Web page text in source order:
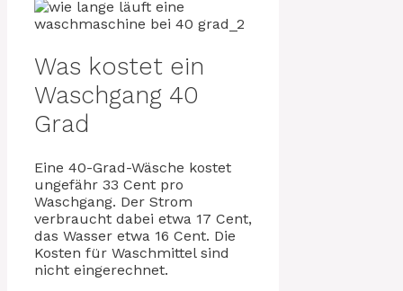
Was kostet ein
Waschgang 40
Grad
Eine 40-Grad-Wäsche kostet
ungefähr 33 Cent pro
Waschgang. Der Strom
verbraucht dabei etwa 17 Cent,
das Wasser etwa 16 Cent. Die
Kosten für Waschmittel sind
nicht eingerechnet.